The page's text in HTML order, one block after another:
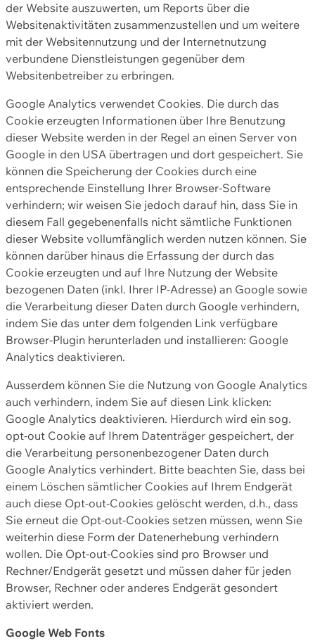
der Website auszuwerten, um Reports über die
Websitenaktivitäten zusammenzustellen und um weitere
mit der Websitennutzung und der Internetnutzung
verbundene Dienstleistungen gegenüber dem
Websitenbetreiber zu erbringen.
Google Analytics verwendet Cookies. Die durch das
Cookie erzeugten Informationen über Ihre Benutzung
dieser Website werden in der Regel an einen Server von
Google in den USA übertragen und dort gespeichert. Sie
können die Speicherung der Cookies durch eine
entsprechende Einstellung Ihrer Browser-Software
verhindern; wir weisen Sie jedoch darauf hin, dass Sie in
diesem Fall gegebenenfalls nicht sämtliche Funktionen
dieser Website vollumfänglich werden nutzen können. Sie
können darüber hinaus die Erfassung der durch das
Cookie erzeugten und auf Ihre Nutzung der Website
bezogenen Daten (inkl. Ihrer IP-Adresse) an Google sowie
die Verarbeitung dieser Daten durch Google verhindern,
indem Sie das unter dem folgenden Link verfügbare
Browser-Plugin herunterladen und installieren: Google
Analytics deaktivieren.
Ausserdem können Sie die Nutzung von Google Analytics
auch verhindern, indem Sie auf diesen Link klicken:
Google Analytics deaktivieren. Hierdurch wird ein sog.
opt-out Cookie auf Ihrem Datenträger gespeichert, der
die Verarbeitung personenbezogener Daten durch
Google Analytics verhindert. Bitte beachten Sie, dass bei
einem Löschen sämtlicher Cookies auf Ihrem Endgerät
auch diese Opt-out-Cookies gelöscht werden, d.h., dass
Sie erneut die Opt-out-Cookies setzen müssen, wenn Sie
weiterhin diese Form der Datenerhebung verhindern
wollen. Die Opt-out-Cookies sind pro Browser und
Rechner/Endgerät gesetzt und müssen daher für jeden
Browser, Rechner oder anderes Endgerät gesondert
aktiviert werden.
Google Web Fonts